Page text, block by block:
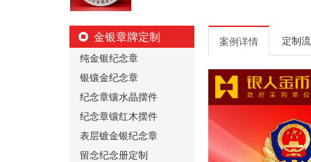
金银章牌定制
纯金银纪念章
银镶金纪念章
纪念章镶水晶摆件
纪念章镶红木摆件
表层镀金银纪念章
留念纪念册定制
案例详情 定制